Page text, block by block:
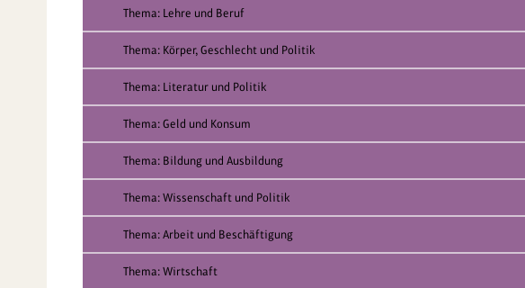
Thema: Lehre und Beruf
Thema: Körper, Geschlecht und Politik
Thema: Literatur und Politik
Thema: Geld und Konsum
Thema: Bildung und Ausbildung
Thema: Wissenschaft und Politik
Thema: Arbeit und Beschäftigung
Thema: Wirtschaft